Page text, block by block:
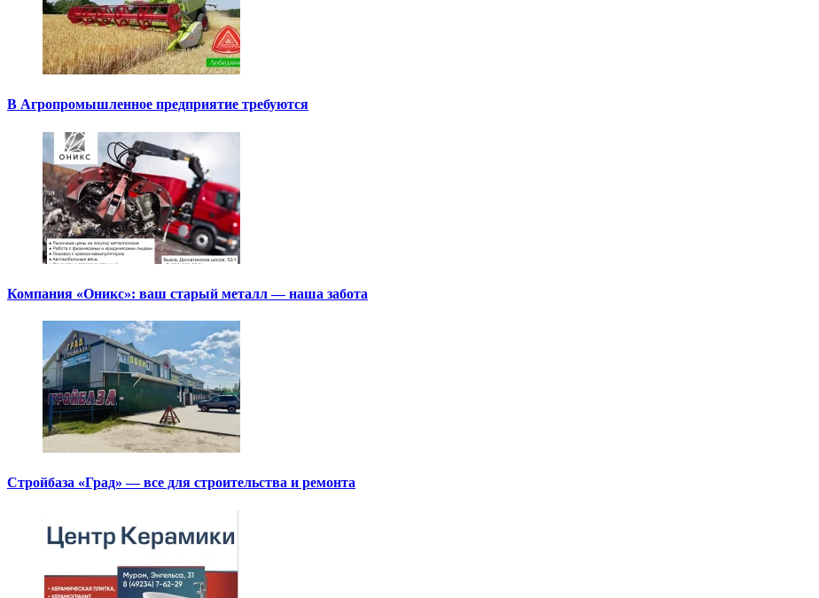
В Агропромышленное предприятие требуются
Компания «Оникс»: ваш старый металл — наша забота
Стройбаза «Град» — все для строительства и ремонта